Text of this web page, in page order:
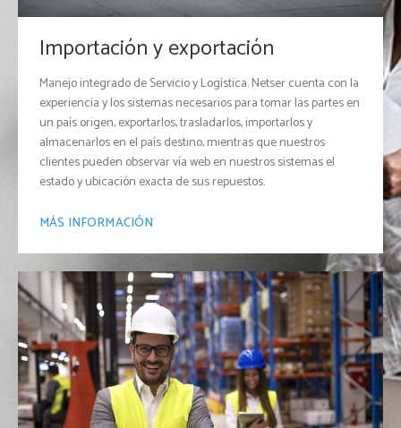
Importación y exportación
Manejo integrado de Servicio y Logística. Netser cuenta con la
experiencia y los sistemas necesarios para tomar las partes en
un país origen, exportarlos, trasladarlos, importarlos y
almacenarlos en el país destino, mientras que nuestros
clientes pueden observar vía web en nuestros sistemas el
estado y ubicación exacta de sus repuestos.
MÁS INFORMACIÓN